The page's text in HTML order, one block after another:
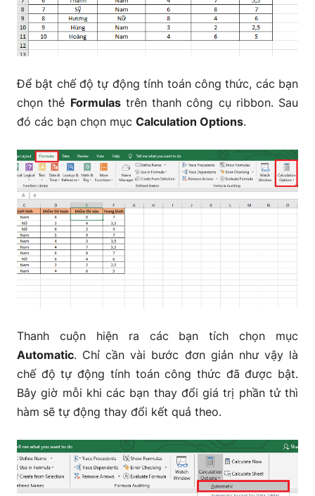
Để bật chế độ tự động tính toán công thức, các bạn
chọn thẻ Formulastrên thanh công cụ ribbon. Sau
đó các bạn chọn mục Calculation Options.
Thanh cuộn hiện ra các bạn tích chọn mục
Automatic. Chỉ cần vài bước đơn giản như vậy là
chế độ tự động tính toán công thức đã được bật.
Bây giờ mỗi khi các bạn thay đổi giá trị phần tử thì
hàm sẽ tự động thay đổi kết quả theo.